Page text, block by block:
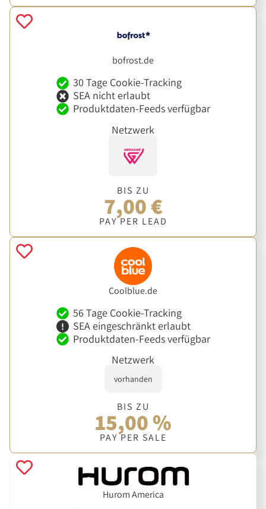
bofrost.de
30 Tage Cookie-Tracking
SEA nicht erlaubt
Produktdaten-Feeds verfügbar
Netzwerk
BIS ZU
7,00 €
PAY PER LEAD
Coolblue.de
56 Tage Cookie-Tracking
SEA eingeschränkt erlaubt
Produktdaten-Feeds verfügbar
Netzwerk
vorhanden
BIS ZU
15,00 %
PAY PER SALE
Hurom America